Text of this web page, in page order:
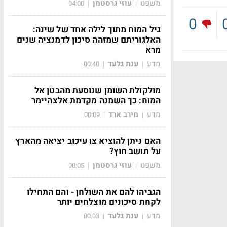
0
משפט | עוזי גרסטמן |
04:00
גיל המוח מתוך לילה אחד של שינה:
האלגוריתם שמזהה סיכון לדמנציה שנים
מרא
מדע | ענת גלעד |
00:40
מולקולת השומן שנוסעת מהבטן אל
המוח: כך השמנה מקדמת אלצהיימר
מדע | מירב ארד |
00:09
האם ניתן להוציא צו עיכוב יציאה מהארץ
על תושב חוץ?
משפט | עוזי גרסטמן |
00:05
הגביהו להם את השולחן - והם התחילו
לקחת סיכונים מוצלחים יותר
מדע | ענת גלעד |
00:03